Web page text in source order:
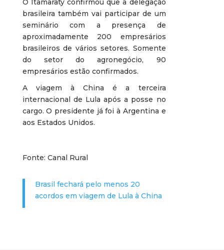
O Itamaraty confirmou que a delegação
brasileira também vai participar de um
seminário com a presença de
aproximadamente 200 empresários
brasileiros de vários setores. Somente
do setor do agronegócio, 90
empresários estão confirmados.
A viagem à China é a terceira
internacional de Lula após a posse no
cargo. O presidente já foi à Argentina e
aos Estados Unidos.
Fonte: Canal Rural
Brasil fechará pelo menos 20
acordos em viagem de Lula à China